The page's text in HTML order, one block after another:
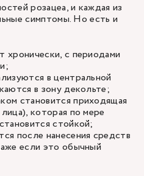
розацеа, и каждая из
симптомы. Но есть и
хронически, с периодами
в центральной
в зону декольте;
становится приходящая
которая по мере
стойкой;
после нанесения средств
если это обычный